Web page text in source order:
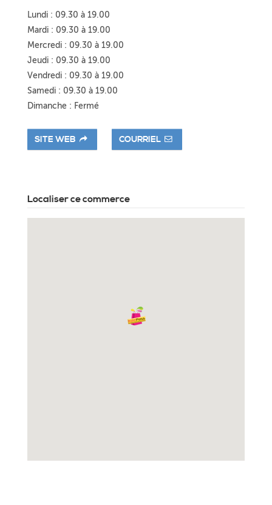
Lundi : 09.30 à 19.00
Mardi : 09.30 à 19.00
Mercredi : 09.30 à 19.00
Jeudi : 09.30 à 19.00
Vendredi : 09.30 à 19.00
Samedi : 09.30 à 19.00
Dimanche : Fermé
SITE WEB COURRIEL
Localiser ce commerce